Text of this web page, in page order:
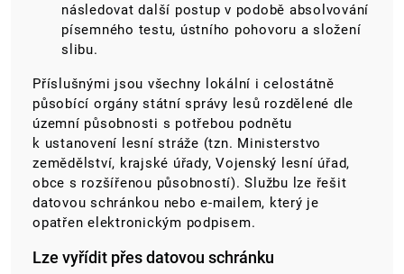
následovat další postup v podobě absolvování
písemného testu, ústního pohovoru a složení
slibu.
Příslušnými jsou všechny lokální i celostátně
působící orgány státní správy lesů rozdělené dle
územní působnosti s potřebou podnětu
k ustanovení lesní stráže (tzn. Ministerstvo
zemědělství, krajské úřady, Vojenský lesní úřad,
obce s rozšířenou působností).Službu lze řešit
datovou schránkou nebo e-mailem, který je
opatřen elektronickým podpisem.
Lze vyřídit přes datovou schránku